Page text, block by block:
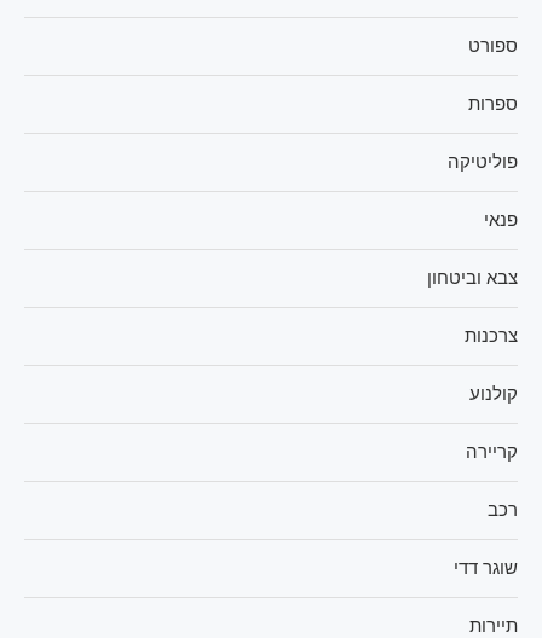
ספורט
ספרות
פוליטיקה
פנאי
צבא וביטחון
צרכנות
קולנוע
קריירה
רכב
שוגר דדי
תיירות